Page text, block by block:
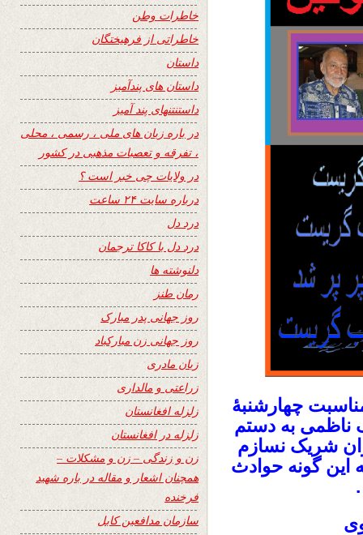
چهارشنبۀ
ناظمی به دستم
شریک نسازم
این گونه حوادث
خاطرات وطن
خاطراتی از فرهیختگان
داستان
داستان های پندآمیز
داستنتنهای پند آمیز
در باره زبان های ملی ، رسمی ، محلی
، تفرقه و تعصبات مذهبی در کشور
در ولایات چی خبر است ؟
درباره سایت ۲۴ ساعت
درد دل
درد دل با کاکا ترجمان
دلنوشته ها
رمان طنز
روز جهانی پدر مبارک
روز جهانی زن مبارکباد
زبان مادری
زراعتی و مالداری
زلزله افغانستان
زلزله در افغانستان
زن و زندگی – زن و مشکلات –
همچنان اشعار و مقاله در باره شهید
فرخنده
سازمان مدافعین کابل